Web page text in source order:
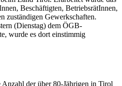
Beschäftigten, BetriebsrätInnen,
zuständigen Gewerkschaften.
(Dienstag) dem ÖGB-
wurde es dort einstimmig
der über 80-Jährigen in Tirol